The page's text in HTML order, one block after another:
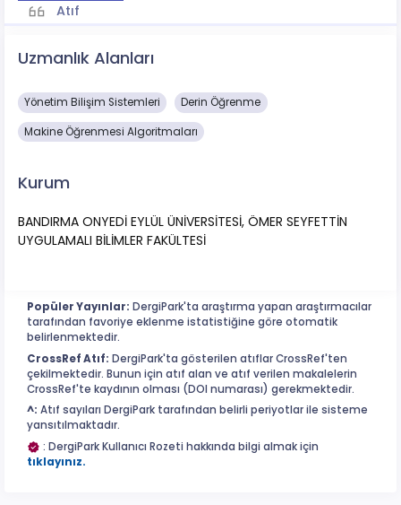
Atıf
Uzmanlık Alanları
Yönetim Bilişim Sistemleri Derin Öğrenme
Makine Öğrenmesi Algoritmaları
Kurum
BANDIRMA ONYEDİ EYLÜL ÜNİVERSİTESİ, ÖMER SEYFETTİN
UYGULAMALI BİLİMLER FAKÜLTESİ
Popüler Yayınlar: DergiPark'ta araştırma yapan araştırmacılar
tarafından favoriye eklenme istatistiğine göre otomatik
belirlenmektedir.
CrossRef Atıf: DergiPark'ta gösterilen atıflar CrossRef'ten
çekilmektedir. Bunun için atıf alan ve atıf verilen makalelerin
CrossRef'te kaydının olması (DOI numarası) gerekmektedir.
^: Atıf sayıları DergiPark tarafından belirli periyotlar ile sisteme
yansıtılmaktadır.
: DergiPark Kullanıcı Rozeti hakkında bilgi almak için
tıklayınız.